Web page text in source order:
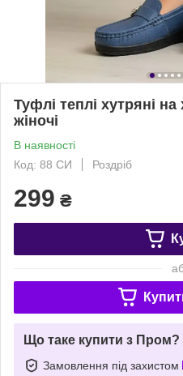
Туфлі теплі хутряні на
жіночі
В наявності
Код: 88 СИ
Роздріб
299 ₴
Що таке купити з Пром?
Замовлення під захистом